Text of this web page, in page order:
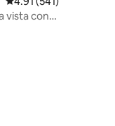
vista con